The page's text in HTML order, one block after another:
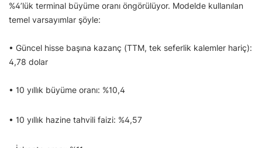
%4’lük terminal büyüme oranı öngörülüyor. Modelde kullanılan
temel varsayımlar şöyle:
• Güncel hisse başına kazanç (TTM, tek seferlik kalemler hariç):
4,78 dolar
• 10 yıllık büyüme oranı: %10,4
• 10 yıllık hazine tahvili faizi: %4,57